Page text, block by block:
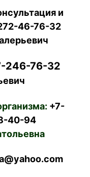
и
46-76-32
246-76-32
+7-
40-94